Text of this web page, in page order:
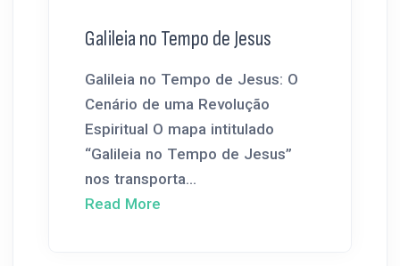
Galileia no Tempo de Jesus
Galileia no Tempo de Jesus: O
Cenário de uma Revolução
Espiritual O mapa intitulado
“Galileia no Tempo de Jesus”
nos transporta...
Read More